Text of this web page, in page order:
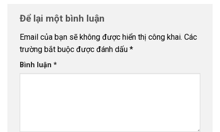
Để lại một bình luận
Email của bạn sẽ không được hiển thị công khai. Các
trường bắt buộc được đánh dấu *
Bình luận *